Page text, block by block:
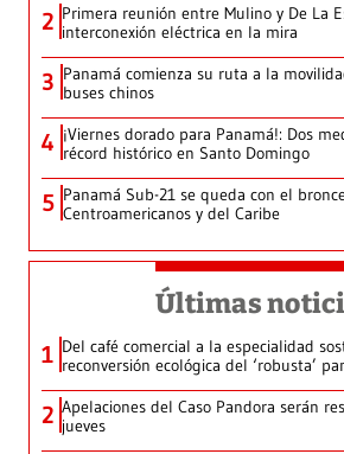
2 Primera reunión entre Mulino y De La
interconexión eléctrica en la mira
3 Panamá comienza su ruta a la
buses chinos
4 ¡Viernes dorado para Panamá!: Dos
récord histórico en Santo Domingo
5 Panamá Sub-21 se queda con el
Centroamericanos y del Caribe
Últimas
1 Del café comercial a la especialidad
reconversión ecológica del ‘robusta’
2 Apelaciones del Caso Pandora serán
jueves